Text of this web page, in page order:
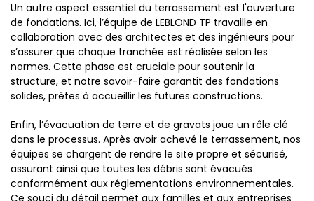
Un autre aspect essentiel du terrassement est l'ouverture
de fondations. Ici, l’équipe de LEBLOND TP travaille en
collaboration avec des architectes et des ingénieurs pour
s’assurer que chaque tranchée est réalisée selon les
normes. Cette phase est cruciale pour soutenir la
structure, et notre savoir-faire garantit des fondations
solides, prêtes à accueillir les futures constructions.
Enfin, l’évacuation de terre et de gravats joue un rôle clé
dans le processus. Après avoir achevé le terrassement, nos
équipes se chargent de rendre le site propre et sécurisé,
assurant ainsi que toutes les débris sont évacués
conformément aux réglementations environnementales.
Ce souci du détail permet aux familles et aux entreprises